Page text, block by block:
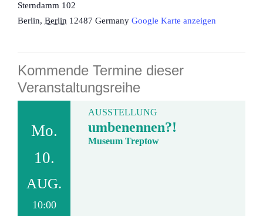
Sterndamm 102
Berlin, Berlin 12487 Germany Google Karte anzeigen
Kommende Termine dieser
Veranstaltungsreihe
Mo.
10.
AUG.
10:00
AUSSTELLUNG
umbenennen?!
Museum Treptow